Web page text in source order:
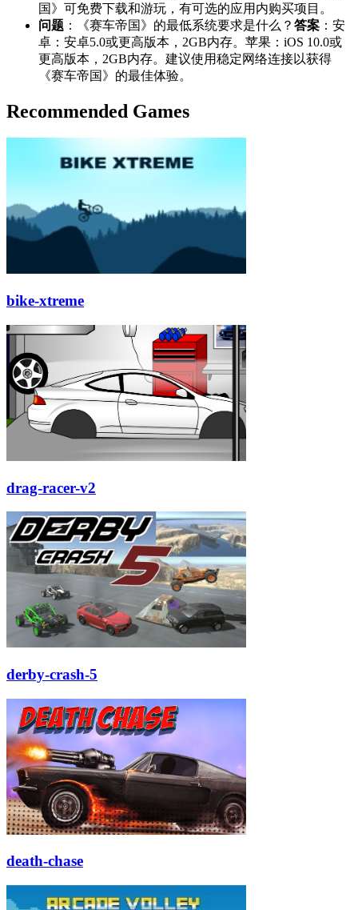
国》可免费下载和游玩，有可选的应用内购买项目。
问题 ：《赛车帝国》的最低系统要求是什么？ 答案 ：安
卓：安卓5.0或更高版本，2GB内存。苹果：iOS 10.0或
更高版本，2GB内存。建议使用稳定网络连接以获得
《赛车帝国》的最佳体验。
Recommended Games
bike-xtreme
drag-racer-v2
derby-crash-5
death-chase